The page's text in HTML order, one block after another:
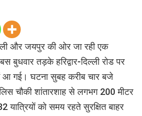
और जयपुर की ओर जा रही एक
बस बुधवार तड़के हरिद्वार-दिल्ली रोड पर
गई। घटना सुबह करीब चार बजे
चौकी शांतारशाह से लगभग 200 मीटर
को समय रहते सुरक्षित बाहर